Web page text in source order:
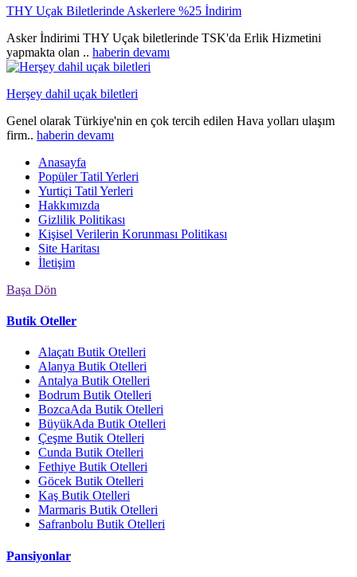
THY Uçak Biletlerinde Askerlere %25 İndirim
Asker İndirimi THY Uçak biletlerinde TSK'da Erlik Hizmetini
yapmakta olan .. haberin devamı
Herşey dahil uçak biletleri
Genel olarak Türkiye'nin en çok tercih edilen Hava yolları ulaşım
firm.. haberin devamı
Anasayfa
Popüler Tatil Yerleri
Yurtiçi Tatil Yerleri
Hakkımızda
Gizlilik Politikası
Kişisel Verilerin Korunması Politikası
Site Haritası
İletişim
Başa Dön
Butik Oteller
Alaçatı Butik Otelleri
Alanya Butik Otelleri
Antalya Butik Otelleri
Bodrum Butik Otelleri
BozcaAda Butik Otelleri
BüyükAda Butik Otelleri
Çeşme Butik Otelleri
Cunda Butik Otelleri
Fethiye Butik Otelleri
Göcek Butik Otelleri
Kaş Butik Otelleri
Marmaris Butik Otelleri
Safranbolu Butik Otelleri
Pansiyonlar